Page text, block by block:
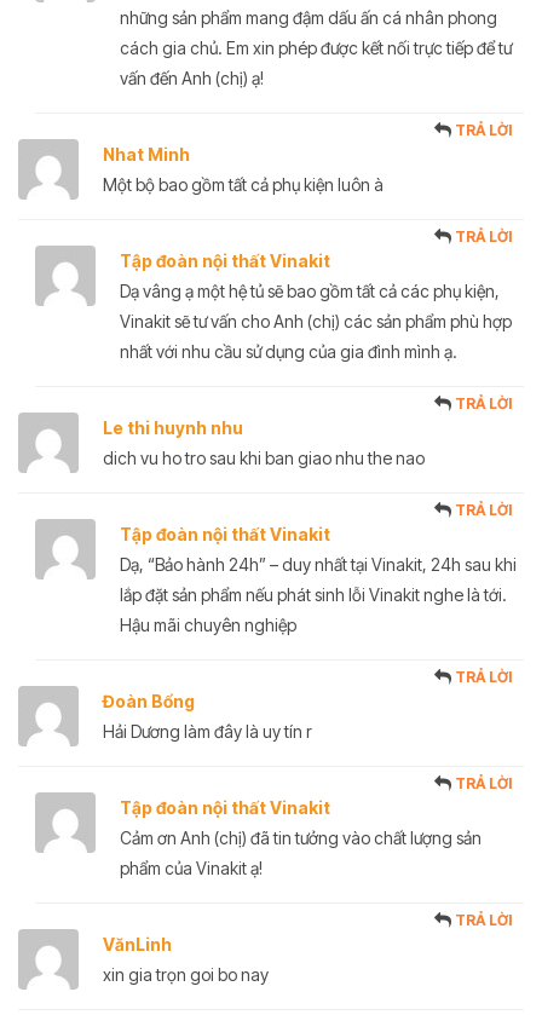
những sản phẩm mang đậm dấu ấn cá nhân phong
cách gia chủ. Em xin phép được kết nối trực tiếp để tư
vấn đến Anh (chị) ạ!
Nhat Minh
TRẢ LỜI
Một bộ bao gồm tất cả phụ kiện luôn à
Tập đoàn nội thất Vinakit
TRẢ LỜI
Dạ vâng ạ một hệ tủ sẽ bao gồm tất cả các phụ kiện,
Vinakit sẽ tư vấn cho Anh (chị) các sản phẩm phù hợp
nhất với nhu cầu sử dụng của gia đình mình ạ.
Le thi huynh nhu
TRẢ LỜI
dich vu ho tro sau khi ban giao nhu the nao
Tập đoàn nội thất Vinakit
TRẢ LỜI
Dạ, “Bảo hành 24h” – duy nhất tại Vinakit, 24h sau khi
lắp đặt sản phẩm nếu phát sinh lỗi Vinakit nghe là tới.
Hậu mãi chuyên nghiệp
Đoàn Bổng
TRẢ LỜI
Hải Dương làm đây là uy tín r
Tập đoàn nội thất Vinakit
TRẢ LỜI
Cảm ơn Anh (chị) đã tin tưởng vào chất lượng sản
phẩm của Vinakit ạ!
VănLinh
TRẢ LỜI
xin gia trọn goi bo nay